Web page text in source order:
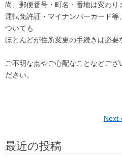
尚、郵便番号・町名・番地は変わり
運転免許証・マイナンバーカード
ついても
ほとんどが住所変更の手続きは必要
ご不明な点やご心配なことなどござ
ださい。
Next
最近の投稿